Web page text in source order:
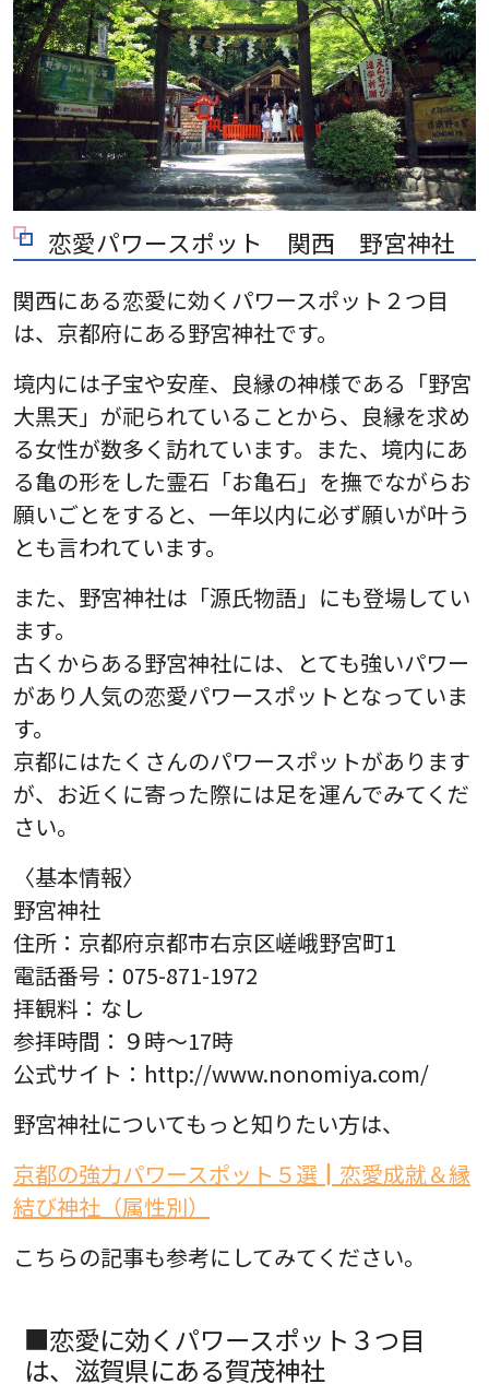
恋愛パワースポット 関西 野宮神社
関西にある恋愛に効くパワースポット２つ目
は、京都府にある野宮神社です。
境内には子宝や安産、良縁の神様である「野宮
大黒天」が祀られていることから、良縁を求め
る女性が数多く訪れています。また、境内にあ
る亀の形をした霊石「お亀石」を撫でながらお
願いごとをすると、一年以内に必ず願いが叶う
とも言われています。
また、野宮神社は「源氏物語」にも登場してい
ます。
古くからある野宮神社には、とても強いパワー
があり人気の恋愛パワースポットとなっていま
す。
京都にはたくさんのパワースポットがあります
が、お近くに寄った際には足を運んでみてくだ
さい。
〈基本情報〉
野宮神社
住所：京都府京都市右京区嵯峨野宮町1
電話番号：075-871-1972
拝観料：なし
参拝時間：９時～17時
公式サイト：http://www.nonomiya.com/
野宮神社についてもっと知りたい方は、
京都の強力パワースポット５選┃恋愛成就＆縁
結び神社（属性別）
こちらの記事も参考にしてみてください。
■恋愛に効くパワースポット３つ目
は、滋賀県にある賀茂神社